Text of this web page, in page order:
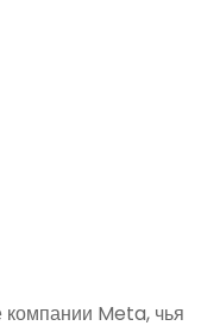
Meta, чья